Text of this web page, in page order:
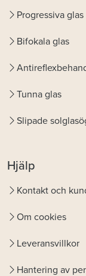
Progressiva glas
Bifokala glas
Tunna glas
Slipade
Hjälp
Kontakt och
Om cookies
Leveransvillkor
Hantering av